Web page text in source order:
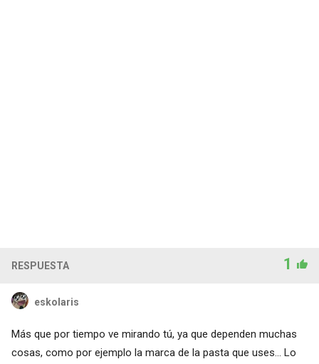
RESPUESTA 1
eskolaris
Más que por tiempo ve mirando tú, ya que dependen muchas
cosas, como por ejemplo la marca de la pasta que uses... Lo